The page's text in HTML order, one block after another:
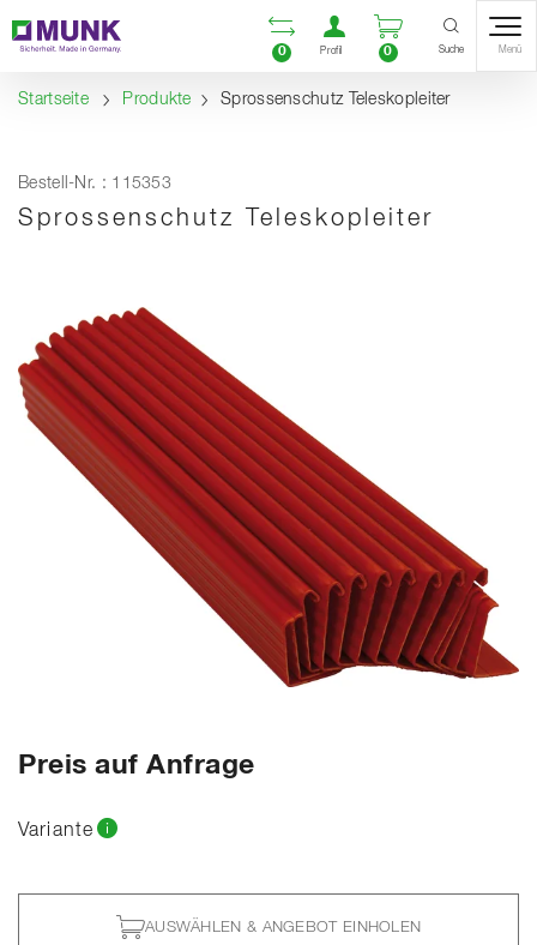
Inhalt
Inhaltsverzeichnis
Navigation Vergleichsliste öffnen
0
Benutzerkonto
Profil
Warenkorb
0 Suche Menü
Startseite Produkte Sprossenschutz Teleskopleiter
Bestell-Nr. : 115353
Sprossenschutz Teleskopleiter
Preis auf Anfrage
Variante
AUSWÄHLEN & ANGEBOT EINHOLEN